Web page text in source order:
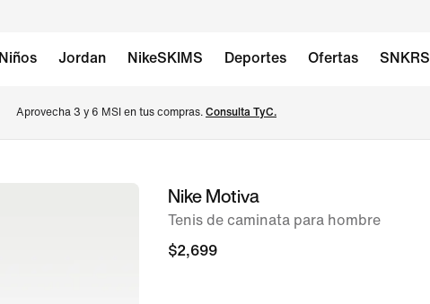
Niños Jordan NikeSKIMS Deportes Ofertas SNKRS
Aprovecha 3 y 6 MSI en tus compras. Consulta TyC.
imagen 1 de 8
Nike Motiva
Tenis de caminata para hombre
$2,699